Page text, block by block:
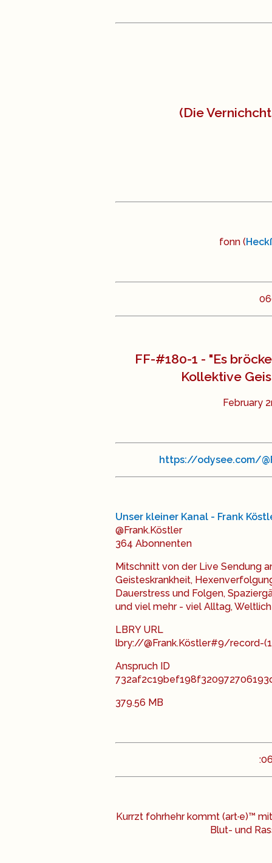
(Die
fonn (
FF-#180-1 - "Es
Kollektive
February
https://odysee.com/
Unser kleiner Kanal - Frank
@Frank.Köstler
364 Abon­nenten
Mitschnitt von der Live Sendung
Geisteskrankheit,
Dauerstress und Folgen,
und viel mehr - viel Alltag,
LBRY URL
lbry://@Frank.Köstler#9/record-
Anspruch ID
379.56 MB
Kurrzt fohrhehr kommt (art·e)™
Blut- und